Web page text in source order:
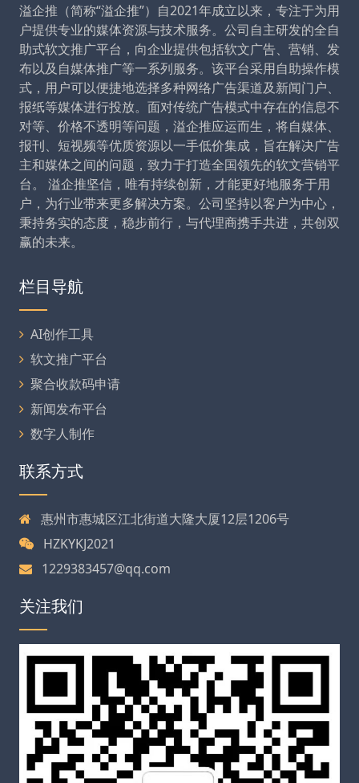
溢企推（简称“溢企推”）自2021年成立以来，专注于为用
户提供专业的媒体资源与技术服务。公司自主研发的全自
助式软文推广平台，向企业提供包括软文广告、营销、发
布以及自媒体推广等一系列服务。该平台采用自助操作模
式，用户可以便捷地选择多种网络广告渠道及新闻门户、
报纸等媒体进行投放。面对传统广告模式中存在的信息不
对等、价格不透明等问题，溢企推应运而生，将自媒体、
报刊、短视频等优质资源以一手低价集成，旨在解决广告
主和媒体之间的问题，致力于打造全国领先的软文营销平
台。 溢企推坚信，唯有持续创新，才能更好地服务于用
户，为行业带来更多解决方案。公司坚持以客户为中心，
秉持务实的态度，稳步前行，与代理商携手共进，共创双
赢的未来。
栏目导航
AI创作工具
软文推广平台
聚合收款码申请
新闻发布平台
数字人制作
联系方式
惠州市惠城区江北街道大隆大厦12层1206号
HZKYKJ2021
1229383457@qq.com
关注我们